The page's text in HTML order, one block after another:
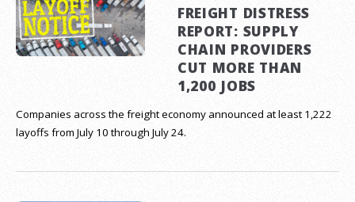
FREIGHT DISTRESS
REPORT: SUPPLY
CHAIN PROVIDERS
CUT MORE THAN
1,200 JOBS
Companies across the freight economy announced at least 1,222
layoffs from July 10 through July 24.